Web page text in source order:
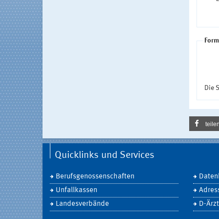
Die
Quicklinks und Services
Berufsgenossenschaften
Unfallkassen
Landesverbände
D-